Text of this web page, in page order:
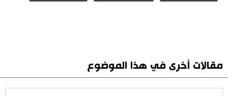
مقالات أخرى في هذا الموضوع